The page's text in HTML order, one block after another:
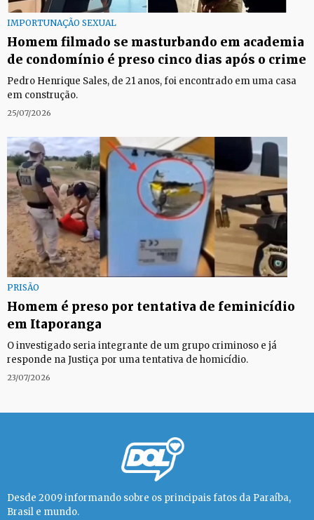
IMPORTUNAÇÃO SEXUAL
Homem filmado se masturbando em academia
de condomínio é preso cinco dias após o crime
Pedro Henrique Sales, de 21 anos, foi encontrado em uma casa
em construção.
25/07/2026
PRISÃO
Homem é preso por tentativa de feminicídio
em Itaporanga
O investigado seria integrante de um grupo criminoso e já
responde na Justiça por uma tentativa de homicídio.
23/07/2026
Desde 2009 informando sobre os principais fatos da Paraíba,
Brasil e mundo.